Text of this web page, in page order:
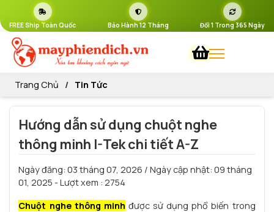
FREE Ship Toàn Quốc Bảo Hành 12 Tháng Đổi 1 Trong 365 Ngày
Trang Chủ Tin Tức
Hướng dẫn sử dụng chuột nghe
thông minh I-Tek chi tiết A-Z
Ngày đăng:03 tháng 07, 2026 / Ngày cập nhật:09 tháng
01, 2025 - Lượt xem : 2754
Chuột nghe thông minh được sử dụng phổ biến trong